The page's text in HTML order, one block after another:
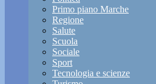
Primo piano Marche
Regione
Salute
Scuola
Sociale
Sport
Tecnologia e scienze